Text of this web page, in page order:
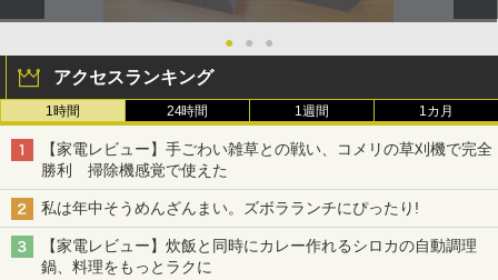
● ● ●
アクセスランキング
1時間 24時間 1週間 1カ月
【家電レビュー】手ごわい雑草との戦い、コメリの草刈機で完全
勝利 掃除機感覚で使えた
私は年中そうめんざんまい。ズボラランチにぴったり!
【家電レビュー】炊飯と同時にカレー作れるシロカの自動調理
鍋、料理をもっとラクに